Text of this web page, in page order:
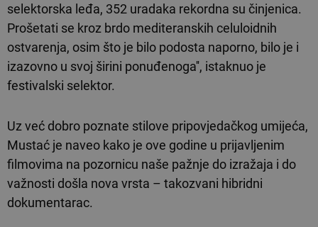
selektorska leđa, 352 uradaka rekordna su činjenica.
Prošetati se kroz brdo mediteranskih celuloidnih
ostvarenja, osim što je bilo podosta naporno, bilo je i
izazovno u svoj širini ponuđenoga'', istaknuo je
festivalski selektor.
Uz već dobro poznate stilove pripovjedačkog umijeća,
Mustać je naveo kako je ove godine u prijavljenim
filmovima na pozornicu naše pažnje do izražaja i do
važnosti došla nova vrsta – takozvani hibridni
dokumentarac.